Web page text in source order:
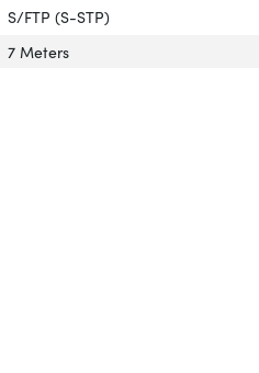
over 'Kabelafscherming'
uitleg over 'Kabelafscherming'
S/FTP (S-STP)
over 'Snoerlengte'
uitleg over 'Snoerlengte'
7 Meters